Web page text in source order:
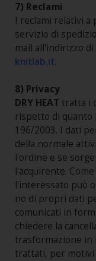
7) Reclami
I reclami relativi
servizio di
mail all'indirizzo
knitlab.it.
8) Privacy
DRY HEAT tratta i
rispetto di quanto
196/2003. I dati
della normale
l'ordine e se
l'acquirente.
l'interessato può
no di propri dati
comunicati in
chiedere la
trasformazione in
trattati, per